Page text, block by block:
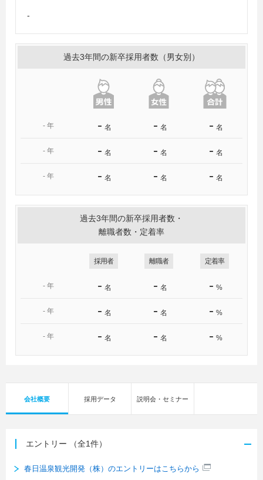
-
過去3年間の新卒採用者数（男女別）
- 年 - 名 - 名 - 名
- 年 - 名 - 名 - 名
- 年 - 名 - 名 - 名
過去3年間の新卒採用者数・
離職者数・定着率
採用者 離職者 定着率
- 年 - 名 - 名 - %
- 年 - 名 - 名 - %
- 年 - 名 - 名 - %
会社概要 採用データ 説明会・セミナー
エントリー （全1件）
春日温泉観光開発（株）のエントリーはこちらから